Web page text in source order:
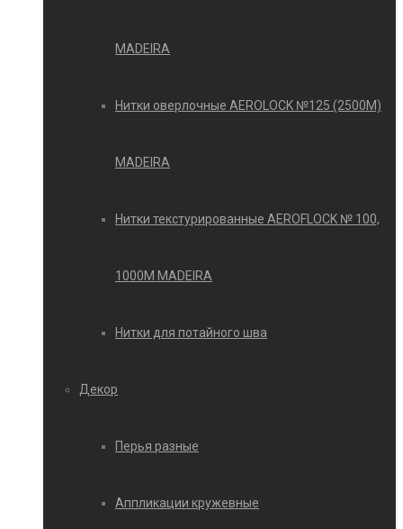
MADEIRA
Нитки оверлочные AEROLOCK №125 (2500М)
MADEIRA
Нитки текстурированные AEROFLOCK № 100,
1000М MADEIRA
Нитки для потайного шва
Декор
Перья разные
Аппликации кружевные